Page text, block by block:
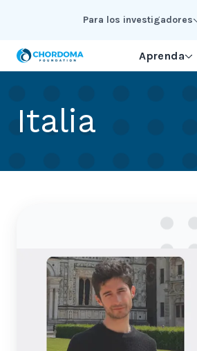
Para los investigadores
Aprenda
Italia